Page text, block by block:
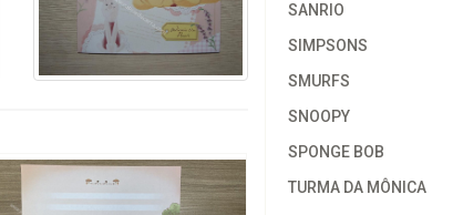
SANRIO
SIMPSONS
SMURFS
SNOOPY
SPONGE BOB
TURMA DA MÔNICA